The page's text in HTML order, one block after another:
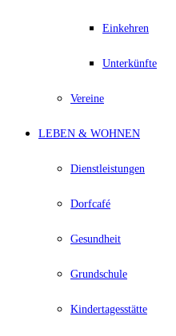
Einkehren
Unterkünfte
Vereine
LEBEN & WOHNEN
Dienstleistungen
Dorfcafé
Gesundheit
Grundschule
Kindertagesstätte